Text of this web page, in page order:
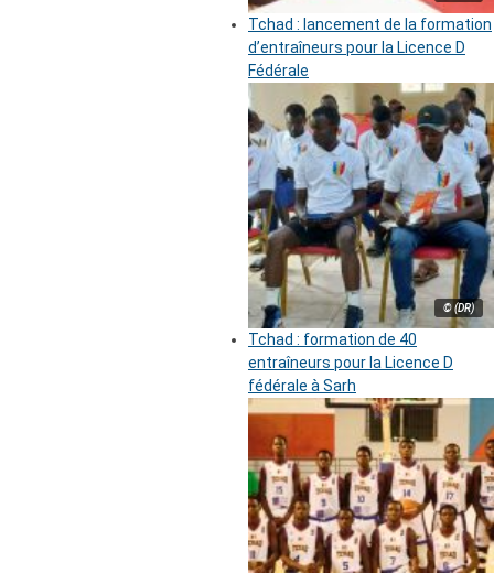
Tchad : lancement de la formation
d’entraîneurs pour la Licence D
Fédérale
© (DR)
Tchad : formation de 40
entraîneurs pour la Licence D
fédérale à Sarh